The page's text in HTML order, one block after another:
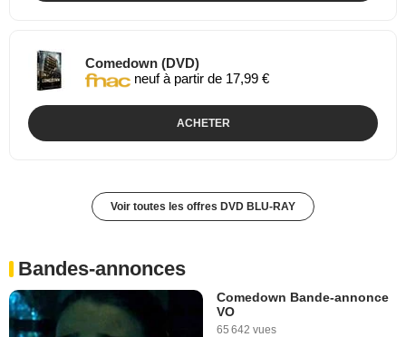
Comedown (DVD)
neuf à partir de 17,99 €
ACHETER
Voir toutes les offres DVD BLU-RAY
Bandes-annonces
Comedown Bande-annonce
VO
65 642 vues